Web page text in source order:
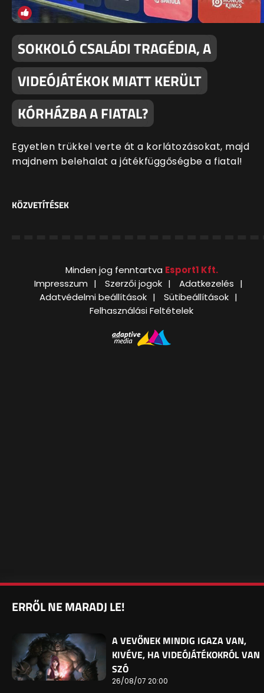
SOKKOLÓ CSALÁDI TRAGÉDIA, A
VIDEÓJÁTÉKOK MIATT KERÜLT
KÓRHÁZBA A FIATAL?
Egyetlen trükkel verte át a korlátozásokat, majd
majdnem belehalat a játékfüggőségbe a fiatal!
KÖZVETÍTÉSEK
Minden jog fenntartva Esport1 Kft.
Impresszum
Szerzői jogok
Adatkezelés
Adatvédelmi beállítások
Sütibeállítások
Felhasználási Feltételek
ERRŐL NE MARADJ LE!
A VEVŐNEK MINDIG IGAZA VAN,
KIVÉVE, HA VIDEÓJÁTÉKOKRÓL VAN
SZÓ
26/08/07 20:00